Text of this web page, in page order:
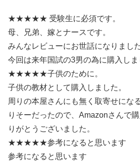
★★★★★ 受験生に必須です。
母、兄弟、嫁とナースです。
みんなレビューにお世話になりました
今回は来年国試の3男の為に購入しま
★★★★★子供のために。
子供の教材として購入しました。
周りの本屋さんにも無く取寄せにな
りそーだったので、Amazonさんで
りがとうございました。
★★★★★参考になると思います
参考になると思います